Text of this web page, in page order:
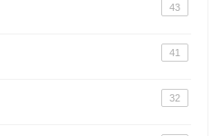
43
41
32